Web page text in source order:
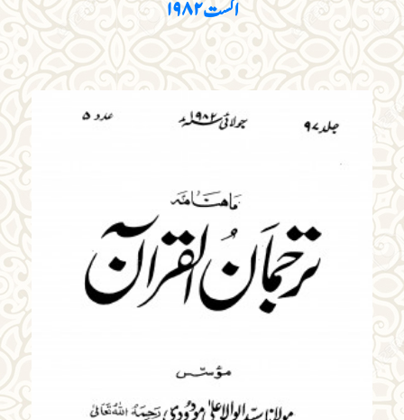
اگست ۱۹۸۲